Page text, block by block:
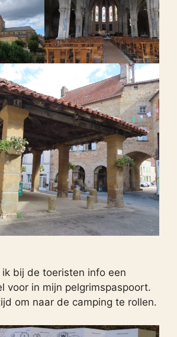
ik bij de toeristen info een
voor in mijn pelgrimspaspoort.
om naar de camping te rollen.